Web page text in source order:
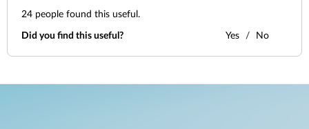
24 people found this useful.
Did you find this useful? Yes No